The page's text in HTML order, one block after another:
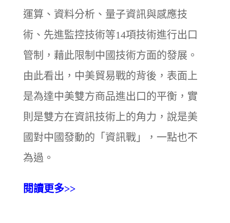
運算、資料分析、量子資訊與感應技
術、先進監控技術等14項技術進行出口
管制，藉此限制中國技術方面的發展。
由此看出，中美貿易戰的背後，表面上
是為達中美雙方商品進出口的平衡，實
則是雙方在資訊技術上的角力，說是美
國對中國發動的「資訊戰」，一點也不
為過。
閱讀更多>>